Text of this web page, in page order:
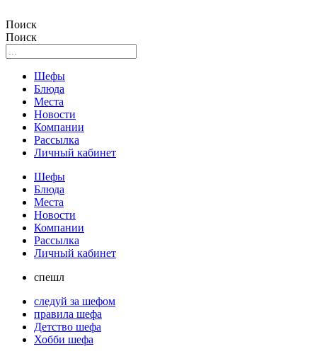
Поиск
Поиск
Шефы
Блюда
Места
Новости
Компании
Рассылка
Личный кабинет
Шефы
Блюда
Места
Новости
Компании
Рассылка
Личный кабинет
спешл
следуй за шефом
правила шефа
Детство шефа
Хобби шефа